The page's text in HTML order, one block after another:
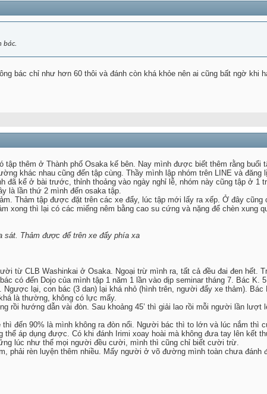
bác.
bác chỉ như hơn 60 thôi và đánh còn khá khỏe nên ai cũng bất ngờ khi
thêm ở Thành phố Osaka kế bên. Nay mình được biết thêm rằng buổi
khác nhau cũng đến tập cùng. Thầy mình lập nhóm trên LINE và đăng
đã kể ở bài trước, thỉnh thoảng vào ngày nghỉ lễ, nhóm này cũng tập ở 1
là lần thứ 2 mình đến osaka tập.
Thảm tập được đặt trên các xe đẩy, lúc tập mới lấy ra xếp. Ở đây cũng
xong thì lại có các miếng nêm bằng cao su cứng và nặng để chèn xung
sát. Thảm được để trên xe đẩy phía xa
từ CLB Washinkai ở Osaka. Ngoại trừ mình ra, tất cả đều đai đen hết.
có đến Dojo của mình tập 1 năm 1 lần vào dịp seminar tháng 7. Bác K.
lại, con bác (3 dan) lại khá nhỏ (hình trên, người đẩy xe thảm).
là thường, không có lực mấy.
rồi hướng dẫn vài đòn. Sau khoảng 45’ thì giải lao rồi mỗi người lần lượt
đến 90% là mình không ra đòn nổi. Người bác thì to lớn và lúc nắm thì
áp dụng được. Có khi đánh Irimi xoay hoài mà không đưa tay lên kết
lúc như thế mọi người đều cười, mình thì cũng chỉ biết cười trừ.
phải rèn luyện thêm nhiều. Mấy người ở võ đường mình toàn chưa đánh